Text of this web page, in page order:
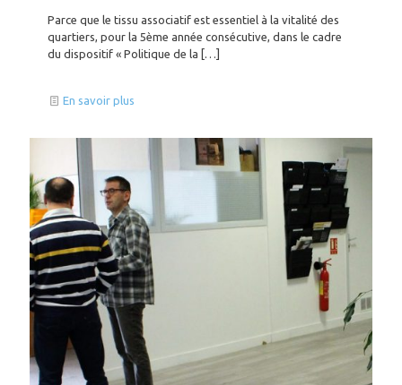
Parce que le tissu associatif est essentiel à la vitalité des
quartiers, pour la 5ème année consécutive, dans le cadre
du dispositif « Politique de la […]
En savoir plus